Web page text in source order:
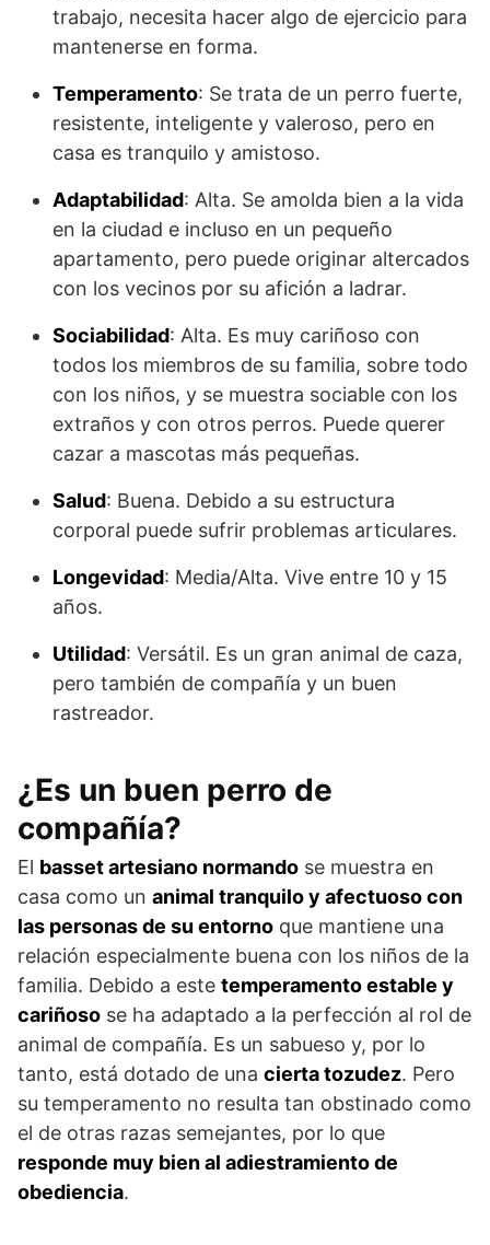
trabajo, necesita hacer algo de ejercicio para
mantenerse en forma.
Temperamento: Se trata de un perro fuerte,
resistente, inteligente y valeroso, pero en
casa es tranquilo y amistoso.
Adaptabilidad: Alta. Se amolda bien a la vida
en la ciudad e incluso en un pequeño
apartamento, pero puede originar altercados
con los vecinos por su afición a ladrar.
Sociabilidad: Alta. Es muy cariñoso con
todos los miembros de su familia, sobre todo
con los niños, y se muestra sociable con los
extraños y con otros perros. Puede querer
cazar a mascotas más pequeñas.
Salud: Buena. Debido a su estructura
corporal puede sufrir problemas articulares.
Longevidad: Media/Alta. Vive entre 10 y 15
años.
Utilidad: Versátil. Es un gran animal de caza,
pero también de compañía y un buen
rastreador.
¿Es un buen perro de
compañía?
El basset artesiano normando se muestra en
casa como un animal tranquilo y afectuoso con
las personas de su en­torno que mantiene una
relación especialmente buena con los niños de la
familia. Debido a este temperamento estable y
cariñoso se ha adaptado a la perfección al rol de
animal de compañía. Es un sabueso y, por lo
tanto, está dotado de una cierta tozudez. Pero
su temperamento no resulta tan obstinado como
el de otras razas semejantes, por lo que
responde muy bien al adiestramiento de
obediencia.